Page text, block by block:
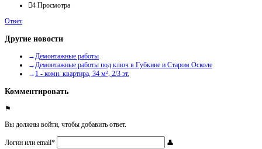
4 Просмотра
Ответ
Другие новости
Демонтажные работы
Демонтажные работы под ключ в Губкине и Старом Осколе
1 - комн. квартира, 34 м², 2/3 эт.
Комментировать
Вы должны войти, чтобы добавить ответ.
Логин или email*